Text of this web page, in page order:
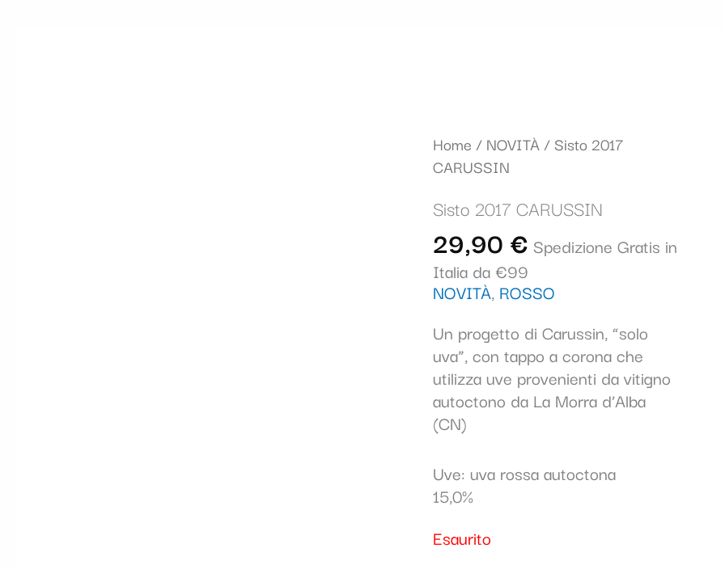
Home / NOVITÀ/ Sisto 2017
CARUSSIN
Sisto 2017 CARUSSIN
29,90 € Spedizione Gratis in
Italia da €99
NOVITÀ, ROSSO
Un progetto di Carussin, “solo
uva”, con tappo a corona che
utilizza uve provenienti da vitigno
autoctono da La Morra d’Alba
(CN)
Uve: uva rossa autoctona
15,0%
Esaurito